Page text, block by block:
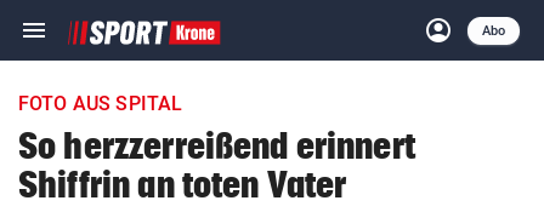
menu Navigation
ein-/ausklappen
account_circle
Anmelden
Abo
close Schließen
account_circle Anmelden
FOTO AUS SPITAL
So herzzerreißend erinnert
Shiffrin an toten Vater